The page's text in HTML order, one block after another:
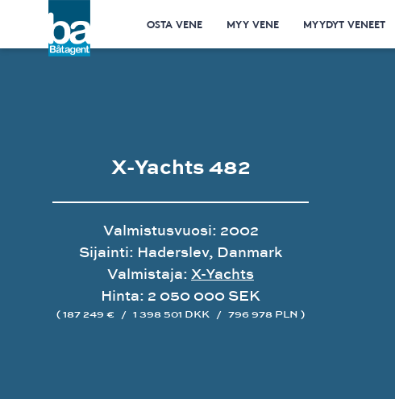
OSTA VENE MYY VENE MYYDYT VENEET
X-Yachts 482
Valmistusvuosi: 2002
Sijainti: Haderslev, Danmark
Valmistaja: X-Yachts
Hinta: 2 050 000 SEK
( 187 249 € / 1 398 501 DKK / 796 978 PLN )